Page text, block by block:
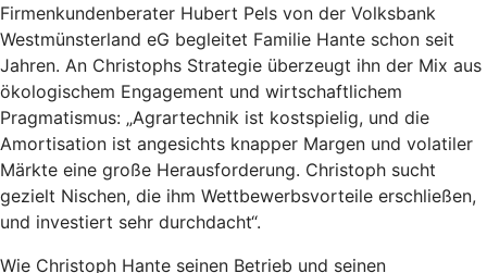
Firmenkundenberater Hubert Pels von der Volksbank
Westmünsterland eG begleitet Familie Hante schon seit
Jahren. An Christophs Strategie überzeugt ihn der Mix aus
ökologischem Engagement und wirtschaftlichem
Pragmatismus: „Agrartechnik ist kostspielig, und die
Amortisation ist angesichts knapper Margen und volatiler
Märkte eine große Herausforderung. Christoph sucht
gezielt Nischen, die ihm Wettbewerbsvorteile erschließen,
und investiert sehr durchdacht“.
Wie Christoph Hante seinen Betrieb und seinen